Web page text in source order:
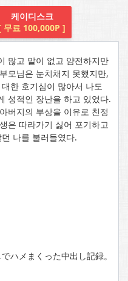
케이디스크
무료 100,000P ]
많고 말이 없고 얌전하지만
모님은 눈치채지 못했지만,
한 호기심이 많아서 나도
성적인 장난을 하고 있었다.
버지의 부상을 이유로 친정
은 따라가기 싫어 포기하고
나를 불러들였다.
ハメまくった中出し記録。